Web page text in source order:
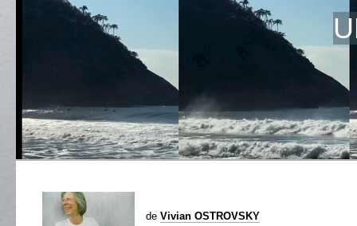
de Vivian OSTROVSKY